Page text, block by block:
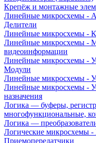
Крепёж и монтажные
Линейные микросхемы -
Делители
Линейные микросхемы -
Линейные микросхемы -
видеоинформации
Линейные микросхемы -
Модули
Линейные микросхемы -
Линейные микросхемы -
назначения
Логика — буферы,
многофункциональные,
Логика —
Логические микросхемы
Приемопередатчики